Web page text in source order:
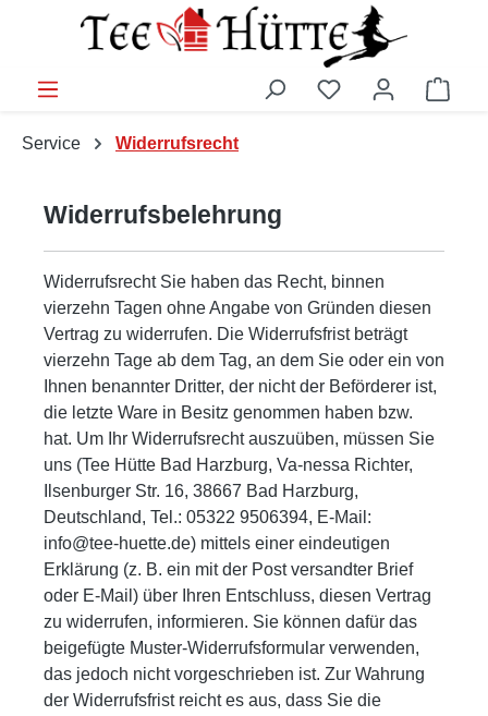
Zum Hauptinhalt springen
Du hast 0
Service Widerrufsrecht
Widerrufsbelehrung
Widerrufsrecht Sie haben das Recht, binnen
vierzehn Tagen ohne Angabe von Gründen diesen
Vertrag zu widerrufen. Die Widerrufsfrist beträgt
vierzehn Tage ab dem Tag, an dem Sie oder ein von
Ihnen benannter Dritter, der nicht der Beförderer ist,
die letzte Ware in Besitz genommen haben bzw.
hat. Um Ihr Widerrufsrecht auszuüben, müssen Sie
uns (Tee Hütte Bad Harzburg, Va-nessa Richter,
Ilsenburger Str. 16, 38667 Bad Harzburg,
Deutschland, Tel.: 05322 9506394, E-Mail:
info@tee-huette.de) mittels einer eindeutigen
Erklärung (z. B. ein mit der Post versandter Brief
oder E-Mail) über Ihren Entschluss, diesen Vertrag
zu widerrufen, informieren. Sie können dafür das
beigefügte Muster-Widerrufsformular verwenden,
das jedoch nicht vorgeschrieben ist. Zur Wahrung
der Widerrufsfrist reicht es aus, dass Sie die